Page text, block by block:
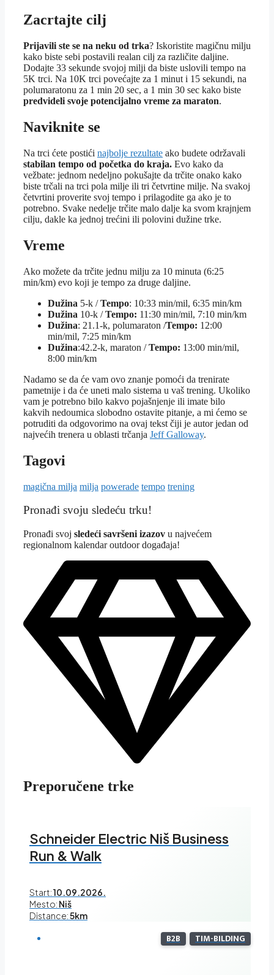
Zacrtajte cilj
Prijavili ste se na neku od trka? Iskoristite magičnu milju
kako biste sebi postavili realan cilj za različite daljine.
Dodajte 33 sekunde svojoj milji da biste uslovili tempo na
5K trci. Na 10K trci povećajte za 1 minut i 15 sekundi, na
polumaratonu za 1 min 20 sec, a 1 min 30 sec kako biste
predvideli svoje potencijalno vreme za maraton.
Naviknite se
Na trci ćete postići najbolje rezultate ako budete održavali
stabilan tempo od početka do kraja. Evo kako da
vežbate: jednom nedeljno pokušajte da trčite onako kako
biste trčali na trci pola milje ili tri četvrtine milje. Na svakoj
četvrtini proverite svoj tempo i prilagodite ga ako je to
potrebno. Svake nedelje trčite malo dalje ka svom krajnjem
cilju, dakle ka jednoj trećini ili polovini dužine trke.
Vreme
Ako možete da trčite jednu milju za 10 minuta (6:25
min/km) evo koji je tempo za druge daljine.
Dužina 5-k /Tempo: 10:33 min/mil, 6:35 min/km
Dužina 10-k /Tempo: 11:30 min/mil, 7:10 min/km
Dužina: 21.1-k, polumaraton /Tempo: 12:00
min/mil, 7:25 min/km
Dužina:42.2-k, maraton /Tempo: 13:00 min/mil,
8:00 min/km
Nadamo se da će vam ovo znanje pomoći da trenirate
pametnije i da će uneti malo sistema u vaš trening. Ukoliko
vam je potrebno bilo kakvo pojašnjenje ili imate bilo
kakvih nedoumica slobodno ostavite pitanje, a mi ćemo se
potruditi da odgovorimo na ovaj tekst čiji je autor jedan od
najvećih trenera u oblasti trčanja Jeff Galloway.
Tagovi
magična milja milja powerade tempo trening
Pronađi svoju sledeću trku!
Pronađi svoj sledeći savršeni izazov u najvećem
regionalnom kalendar outdoor događaja!
Preporučene trke
Schneider Electric Niš Business
Run & Walk
Start:10.09.2026.
Mesto: Niš
Distance:5km
B2B TIM-BILDING